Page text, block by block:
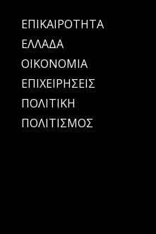
ΕΠΙΚΑΙΡΟΤΗΤΑ
ΕΛΛΑΔΑ
OIKONOMIA
ΕΠΙΧΕΙΡΗΣΕΙΣ
ΠΟΛΙΤΙΚΗ
ΠΟΛΙΤΙΣΜΟΣ